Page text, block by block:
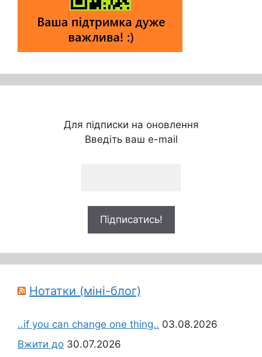
Для підписки на оновлення
Введіть ваш e-mail
Нотатки (міні-блог)
..if you can change one thing.. 03.08.2026
Вжити до 30.07.2026